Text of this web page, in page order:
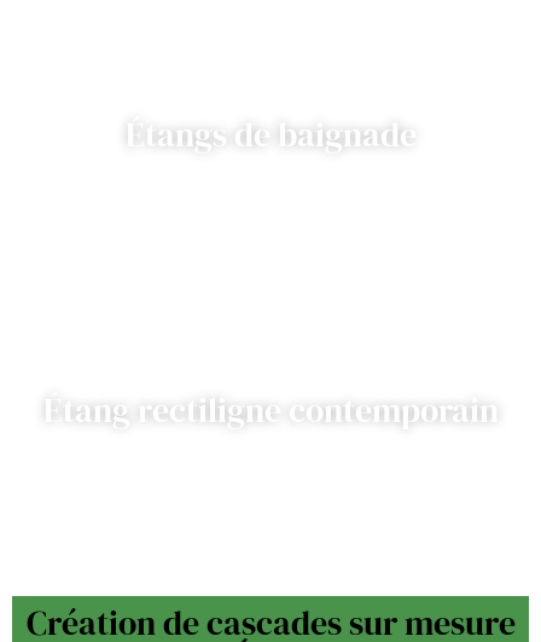
Étangs de baignade
Étang rectiligne contemporain
Création de cascades sur mesure